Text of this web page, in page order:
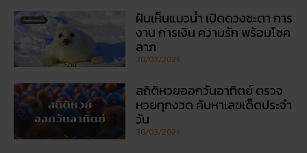
ฝันเห็นแมวน้ำ เปิดดวงชะตา การ
งาน การเงิน ความรัก พร้อมโชค
ลาภ
30/03/2026
สถิติหวยออกวันอาทิตย์ ตรวจ
หวยทุกงวด ค้นหาเลขเด็ดประจำ
วัน
30/03/2026